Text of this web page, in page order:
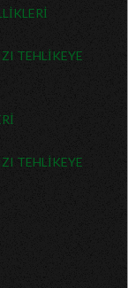
TEHLİKEYE
TEHLİKEYE